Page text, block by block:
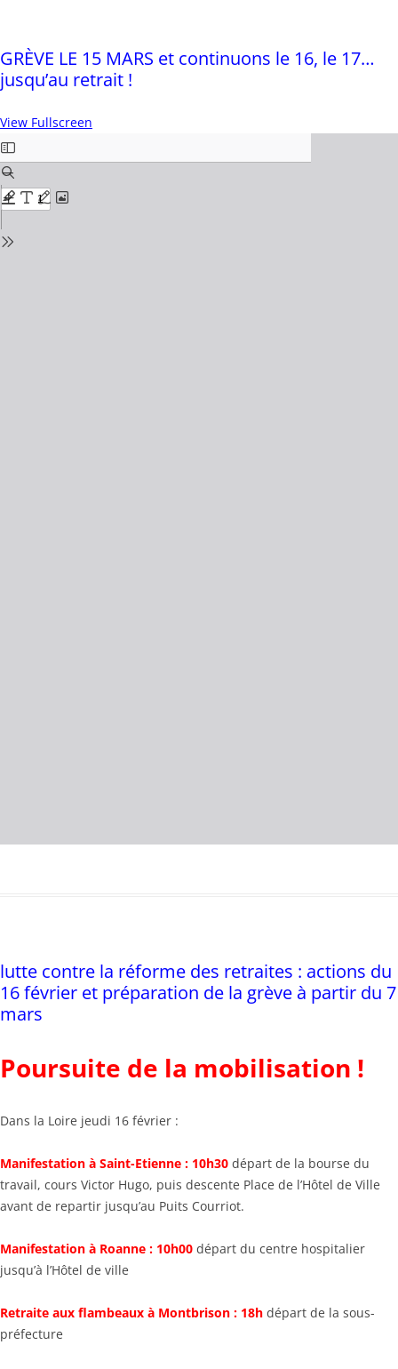
GRÈVE LE 15 MARS et continuons le 16, le 17…
jusqu’au retrait !
View Fullscreen
lutte contre la réforme des retraites : actions du
16 février et préparation de la grève à partir du 7
mars
Poursuite de la mobilisation !
Dans la Loire jeudi 16 février :
Manifestation à Saint-Etienne : 10h30 départ de la bourse du
travail, cours Victor Hugo, puis descente Place de l’Hôtel de Ville
avant de repartir jusqu’au Puits Courriot.
Manifestation à Roanne : 10h00 départ du centre hospitalier
jusqu’à l’Hôtel de ville
Retraite aux flambeaux à Montbrison : 18h départ de la sous-
préfecture